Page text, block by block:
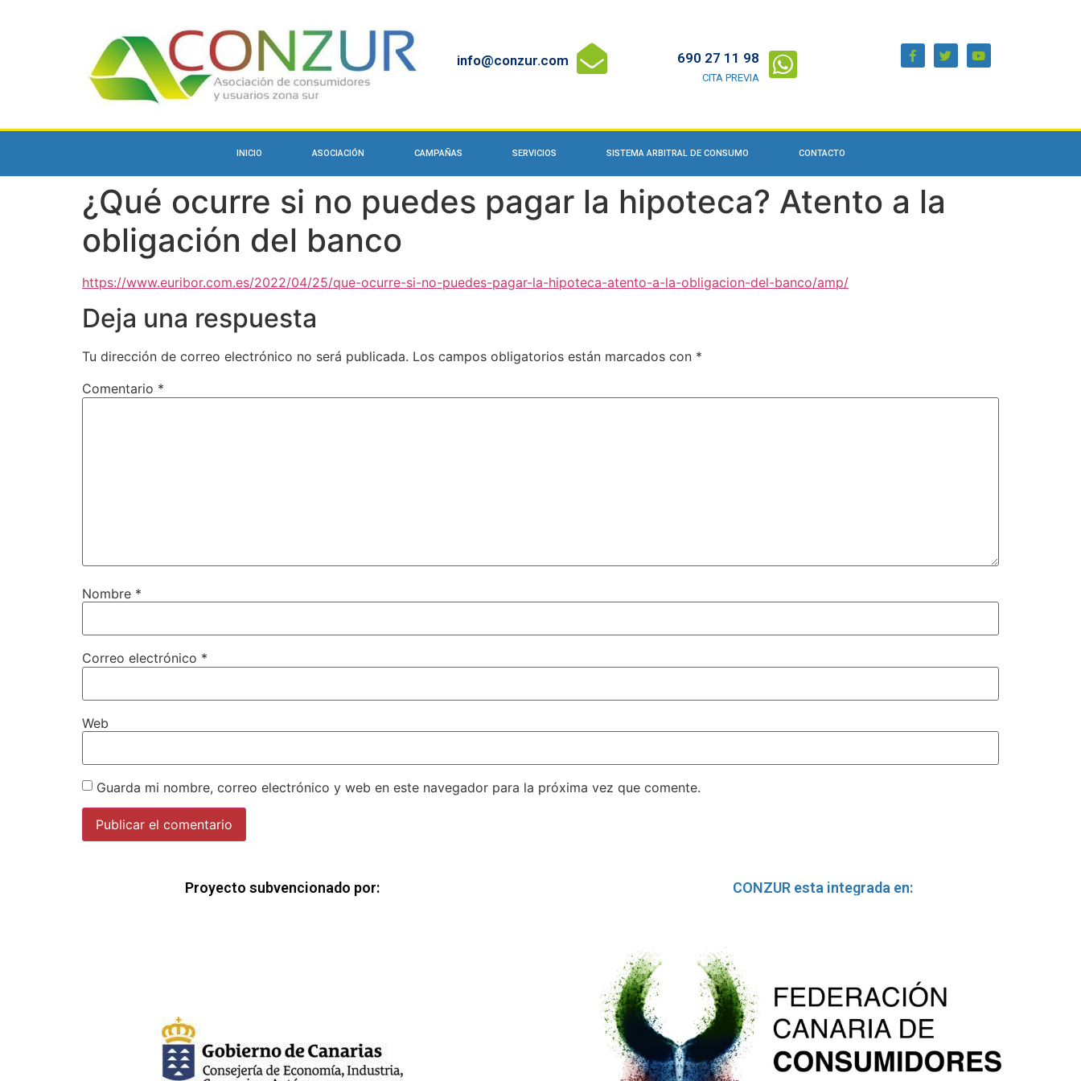
info@conzur.com 690 27 11 98
CITA PREVIA
INICIO ASOCIACIÓN CAMPAÑAS SERVICIOS SISTEMA ARBITRAL DE CONSUMO CONTACTO
¿Qué ocurre si no puedes pagar la hipoteca? Atento a la
obligación del banco
https://www.euribor.com.es/2022/04/25/que-ocurre-si-no-puedes-pagar-la-hipoteca-atento-a-la-obligacion-del-banco/amp/
Deja una respuesta
Tu dirección de correo electrónico no será publicada. Los campos obligatorios están marcados con *
Comentario *
Nombre *
Correo electrónico *
Web
Guarda mi nombre, correo electrónico y web en este navegador para la próxima vez que comente.
Proyecto subvencionado por: CONZUR esta integrada en: